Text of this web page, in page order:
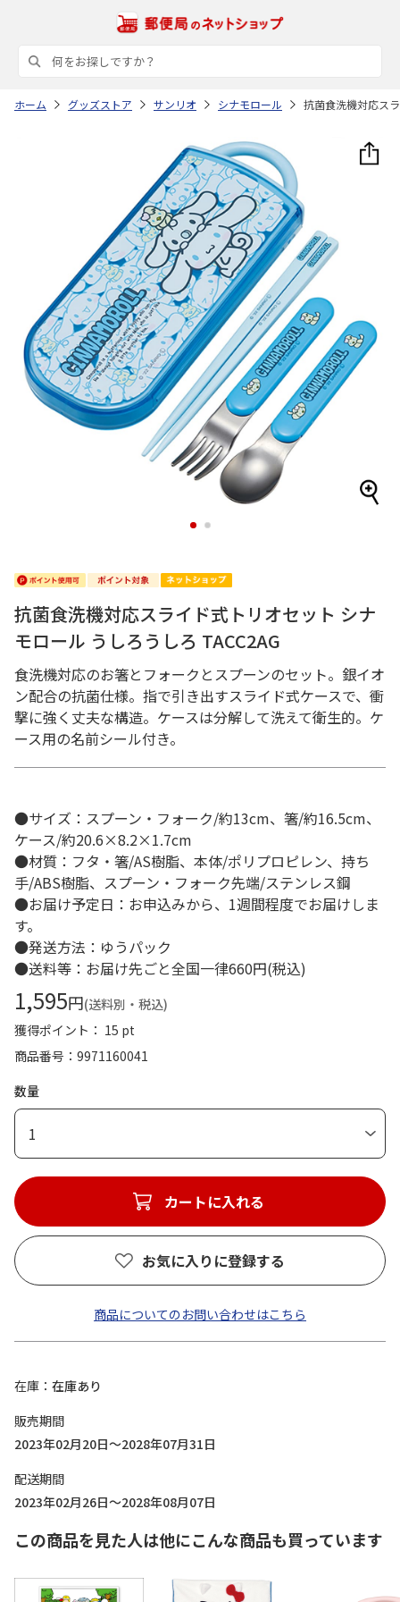
ホーム グッズストア サンリオ シナモロール 抗菌食洗機対応ス
1 2
抗菌食洗機対応スライド式トリオセット シナ
モロール うしろうしろ TACC2AG
食洗機対応のお箸とフォークとスプーンのセット。銀イオ
ン配合の抗菌仕様。指で引き出すスライド式ケースで、衝
撃に強く丈夫な構造。ケースは分解して洗えて衛生的。ケ
ース用の名前シール付き。
●サイズ：スプーン・フォーク/約13cm、箸/約16.5cm、
ケース/約20.6×8.2×1.7cm
●材質：フタ・箸/AS樹脂、本体/ポリプロピレン、持ち
手/ABS樹脂、スプーン・フォーク先端/ステンレス鋼
●お届け予定日：お申込みから、1週間程度でお届けしま
す。
●発送方法：ゆうパック
●送料等：お届け先ごと全国一律660円(税込)
1,595円(送料別・税込)
獲得ポイント： 15 pt
商品番号
9971160041
数量
1
カートに入れる
お気に入りに登録する
商品についてのお問い合わせはこちら
在庫
在庫あり
販売期間
2023年02月20日～2028年07月31日
配送期間
2023年02月26日～2028年08月07日
この商品を見た人は他にこんな商品も買っています